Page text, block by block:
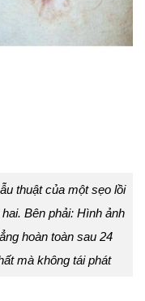
thuật của một sẹo lồi
Bên phải: Hình ảnh
hoàn toàn sau 24
mà không tái phát